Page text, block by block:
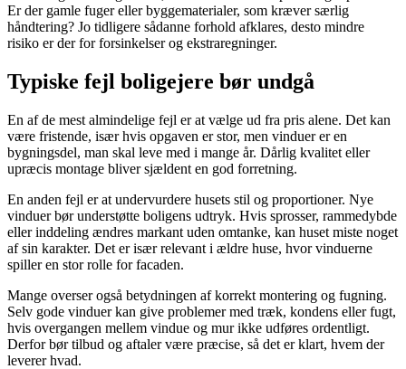
Er der gamle fuger eller byggematerialer, som kræver særlig
håndtering? Jo tidligere sådanne forhold afklares, desto mindre
risiko er der for forsinkelser og ekstraregninger.
Typiske fejl boligejere bør undgå
En af de mest almindelige fejl er at vælge ud fra pris alene. Det kan
være fristende, især hvis opgaven er stor, men vinduer er en
bygningsdel, man skal leve med i mange år. Dårlig kvalitet eller
upræcis montage bliver sjældent en god forretning.
En anden fejl er at undervurdere husets stil og proportioner. Nye
vinduer bør understøtte boligens udtryk. Hvis sprosser, rammedybde
eller inddeling ændres markant uden omtanke, kan huset miste noget
af sin karakter. Det er især relevant i ældre huse, hvor vinduerne
spiller en stor rolle for facaden.
Mange overser også betydningen af korrekt montering og fugning.
Selv gode vinduer kan give problemer med træk, kondens eller fugt,
hvis overgangen mellem vindue og mur ikke udføres ordentligt.
Derfor bør tilbud og aftaler være præcise, så det er klart, hvem der
leverer hvad.